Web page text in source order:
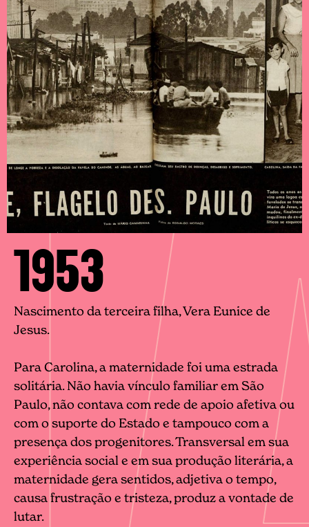
1953
Nascimento da terceira filha, Vera Eunice de
Jesus.
Para Carolina, a maternidade foi uma estrada
solitária. Não havia vínculo familiar em São
Paulo, não contava com rede de apoio afetiva ou
com o suporte do Estado e tampouco com a
presença dos progenitores. Transversal em sua
experiência social e em sua produção literária, a
maternidade gera sentidos, adjetiva o tempo,
causa frustração e tristeza, produz a vontade de
lutar.